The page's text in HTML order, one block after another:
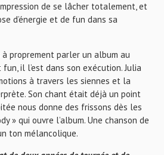
de se lâcher totalement, et
d’énergie et de fun dans sa
à proprement parler un album au
il l’est dans son exécution. Julia
à travers les siennes et la
Son chant était déjà un point
nous donne des frissons dès les
» qui ouvre l’album. Une chanson de
ton mélancolique.